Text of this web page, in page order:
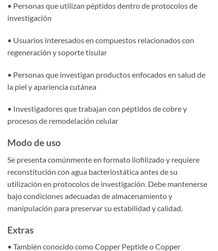
• Personas que utilizan péptidos dentro de protocolos de
investigación
• Usuarios interesados en compuestos relacionados con
regeneración y soporte tisular
• Personas que investigan productos enfocados en salud de
la piel y apariencia cutánea
• Investigadores que trabajan con péptidos de cobre y
procesos de remodelación celular
Modo de uso
Se presenta comúnmente en formato liofilizado y requiere
reconstitución con agua bacteriostática antes de su
utilización en protocolos de investigación. Debe mantenerse
bajo condiciones adecuadas de almacenamiento y
manipulación para preservar su estabilidad y calidad.
Extras
• También conocido como Copper Peptide o Copper